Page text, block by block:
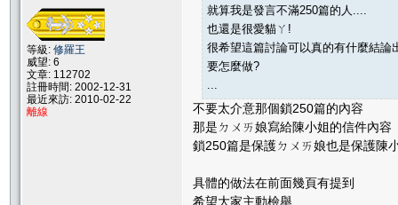
等級: 修羅王
威望: 6
文章: 112702
註冊時間: 2002-12-31
最近來訪: 2010-02-22
離線
就算我是發言不滿250篇的人....
也還是很愛貓ㄚ!
很希望這篇討論可以真的有什麼結論
要怎麼做?
不要太介意那個鎖250篇的內容
那是ㄉㄨㄞ娘寫給陳小姐的信件內容
鎖250篇是保護ㄉㄨㄞ娘也是保護陳
具體的做法在前面幾頁有提到
希望大家主動檢舉